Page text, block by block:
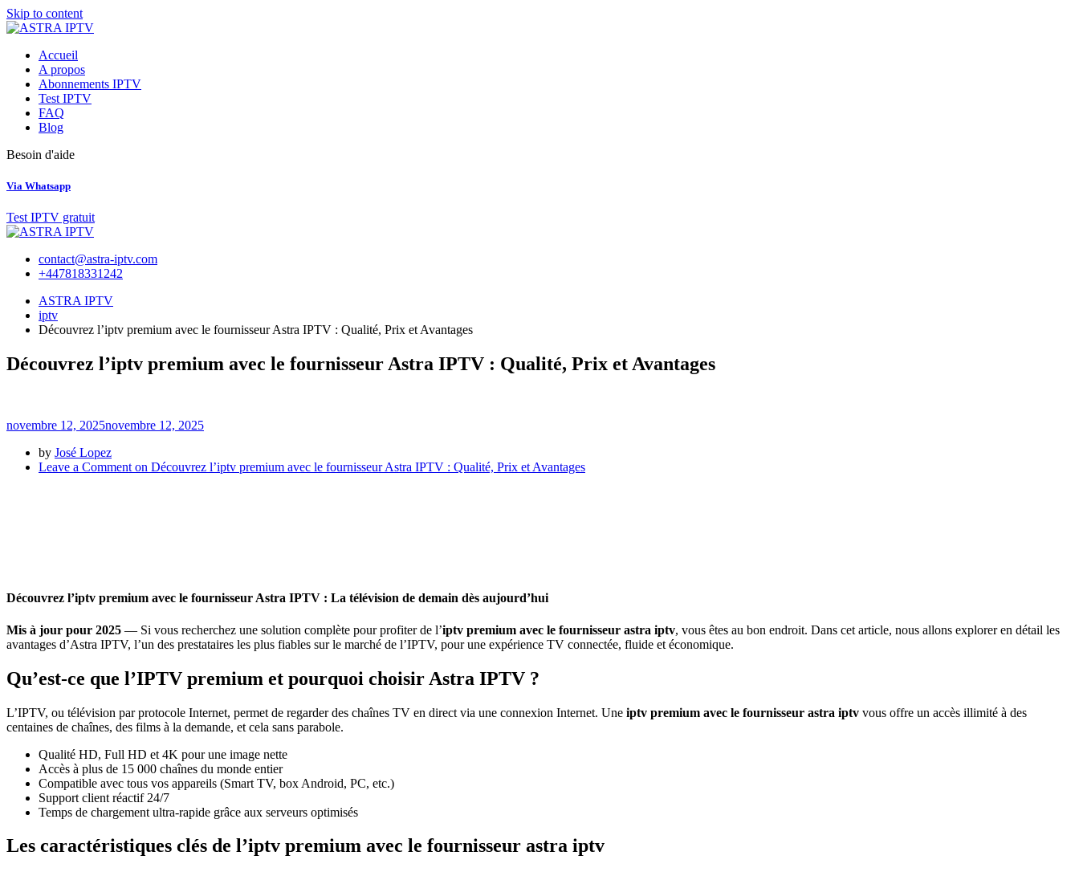
Skip to content
Accueil
A propos
Abonnements IPTV
Test IPTV
FAQ
Blog
Besoin d'aide
Via Whatsapp
Test IPTV gratuit
contact@astra-iptv.com
+447818331242
ASTRA IPTV
iptv
Découvrez l’iptv premium avec le fournisseur Astra IPTV : Qualité, Prix et Avantages
Découvrez l’iptv premium avec le fournisseur Astra IPTV : Qualité, Prix et Avantages
novembre 12, 2025novembre 12, 2025
by José Lopez
Leave a Comment on Découvrez l’iptv premium avec le fournisseur Astra IPTV : Qualité, Prix et Avantages
Découvrez l’iptv premium avec le fournisseur Astra IPTV : La télévision de demain dès aujourd’hui
Mis à jour pour 2025 — Si vous recherchez une solution complète pour profiter de l’iptv premium avec le fournisseur astra iptv, vous êtes au bon endroit. Dans cet article, nous allons explorer en détail les
avantages d’Astra IPTV, l’un des prestataires les plus fiables sur le marché de l’IPTV, pour une expérience TV connectée, fluide et économique.
Qu’est-ce que l’IPTV premium et pourquoi choisir Astra IPTV ?
L’IPTV, ou télévision par protocole Internet, permet de regarder des chaînes TV en direct via une connexion Internet. Une iptv premium avec le fournisseur astra iptv vous offre un accès illimité à des
centaines de chaînes, des films à la demande, et cela sans parabole.
Qualité HD, Full HD et 4K pour une image nette
Accès à plus de 15 000 chaînes du monde entier
Compatible avec tous vos appareils (Smart TV, box Android, PC, etc.)
Support client réactif 24/7
Temps de chargement ultra-rapide grâce aux serveurs optimisés
Les caractéristiques clés de l’iptv premium avec le fournisseur astra iptv